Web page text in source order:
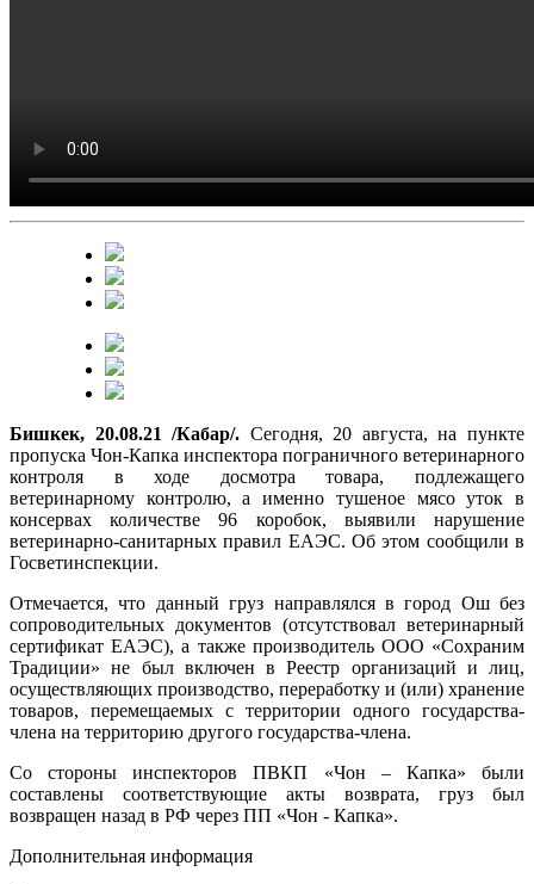
Бишкек, 20.08.21 /Кабар/. Сегодня, 20 августа, на пункте
пропуска Чон-Капка инспектора пограничного ветеринарного
контроля в ходе досмотра товара, подлежащего
ветеринарному контролю, а именно тушеное мясо уток в
консервах количестве 96 коробок, выявили нарушение
ветеринарно-санитарных правил ЕАЭС. Об этом сообщили в
Госветинспекции.
Отмечается, что данный груз направлялся в город Ош без
сопроводительных документов (отсутствовал ветеринарный
сертификат ЕАЭС), а также производитель ООО «Сохраним
Традиции» не был включен в Реестр организаций и лиц,
осуществляющих производство, переработку и (или) хранение
товаров, перемещаемых с территории одного государства-
члена на территорию другого государства-члена.
Со стороны инспекторов ПВКП «Чон – Капка» были
составлены соответствующие акты возврата, груз был
возвращен назад в РФ через ПП «Чон - Капка».
Дополнительная информация